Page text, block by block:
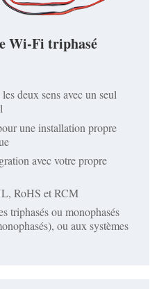
Wi-Fi triphasé
deux sens avec un seul
une installation propre
avec votre propre
RoHS et RCM
triphasés ou monophasés
ou aux systèmes